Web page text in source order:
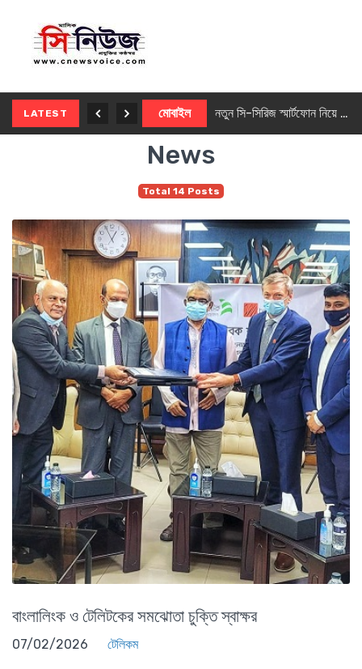
LATEST মোবাইল নতুন সি-সিরিজ স্মার্টফোন নিয়ে আসছে রিয়েলমি
News
Total 14 Posts
বাংলালিংক ও টেলিটকের সমঝোতা চুক্তি স্বাক্ষর
07/02/2026 টেলিকম